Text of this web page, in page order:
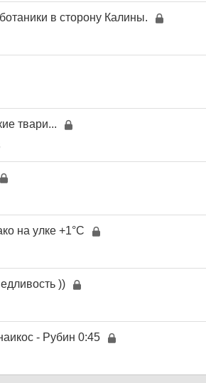
в сторону Калины.
твари...
на улке +1°C
))
- Рубин 0:45